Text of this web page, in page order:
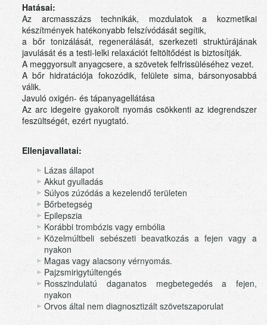
Hatásai:
Az arcmasszázs technikák, mozdulatok a kozmetikai
készítmények hatékonyabb felszívódását segítik,
a bőr tonizálását, regenerálását, szerkezeti struktúrájának
javulását és a testi-lelki relaxációt feltöltődést is biztosítják.
A meggyorsult anyagcsere, a szövetek felfrissüléséhez vezet.
A bőr hidratációja fokozódik, felülete sima, bársonyosabbá
válik.
Javuló oxigén- és tápanyagellátása
Az arc idegeire gyakorolt nyomás csökkenti az idegrendszer
feszültségét, ezért nyugtató.
Ellenjavallatai:
Lázas állapot
Akkut gyulladás
Súlyos zúzódás a kezelendő területen
Bőrbetegség
Epilepszia
Korábbi trombózis vagy embólia
Közelmúltbeli sebészeti beavatkozás a fejen vagy a
nyakon
Magas vagy alacsony vérnyomás.
Pajzsmirigytúltengés
Rosszindulatú daganatos megbetegedés a fejen,
nyakon
Orvos által nem diagnosztizált szövetszaporulat